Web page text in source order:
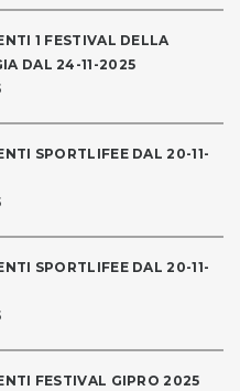
1 FESTIVAL DELLA
DAL 24-11-2025
SPORTLIFEE DAL 20-11-
SPORTLIFEE DAL 20-11-
FESTIVAL GIPRO 2025